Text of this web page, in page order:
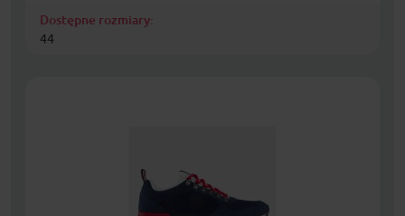
Dostępne rozmiary:
44